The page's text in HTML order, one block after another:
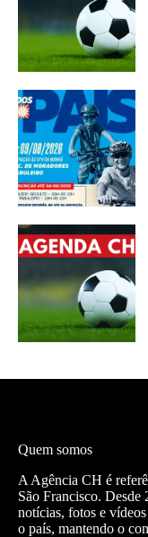
Quem somos
A Agência CH é
São Francisco.
notícias, fotos e
o país, mantendo o